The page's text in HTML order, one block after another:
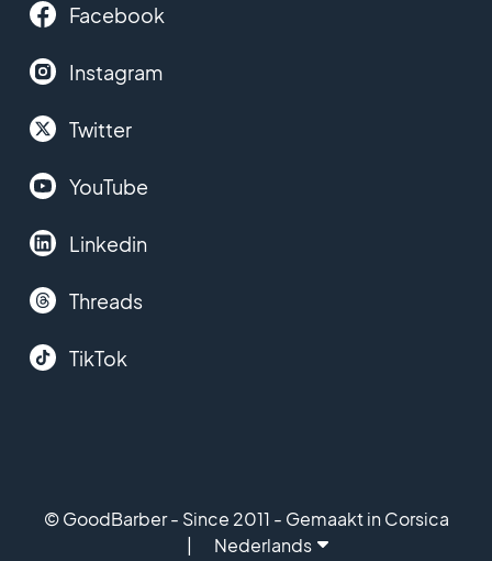
Facebook
Instagram
Twitter
YouTube
Linkedin
Threads
TikTok
© GoodBarber - Since 2011 - Gemaakt in Corsica
Nederlands